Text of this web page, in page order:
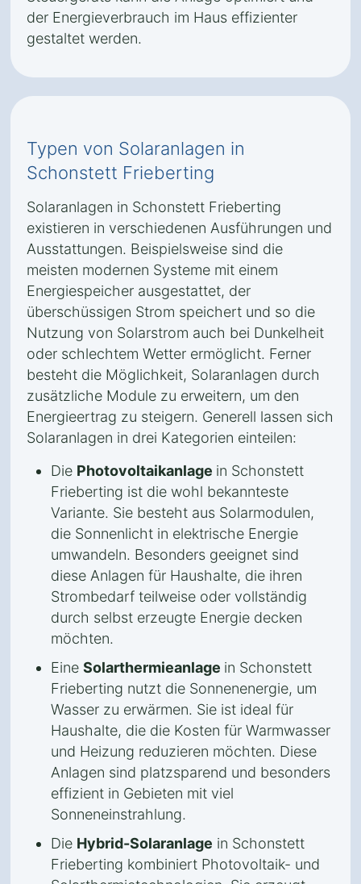
der Energieverbrauch im Haus effizienter
gestaltet werden.
Typen von Solaranlagen in
Schonstett Frieberting
Solaranlagen in Schonstett Frieberting
existieren in verschiedenen Ausführungen und
Ausstattungen. Beispielsweise sind die
meisten modernen Systeme mit einem
Energiespeicher ausgestattet, der
überschüssigen Strom speichert und so die
Nutzung von Solarstrom auch bei Dunkelheit
oder schlechtem Wetter ermöglicht. Ferner
besteht die Möglichkeit, Solaranlagen durch
zusätzliche Module zu erweitern, um den
Energieertrag zu steigern. Generell lassen sich
Solaranlagen in drei Kategorien einteilen:
Die Photovoltaikanlage in Schonstett
Frieberting ist die wohl bekannteste
Variante. Sie besteht aus Solarmodulen,
die Sonnenlicht in elektrische Energie
umwandeln. Besonders geeignet sind
diese Anlagen für Haushalte, die ihren
Strombedarf teilweise oder vollständig
durch selbst erzeugte Energie decken
möchten.
Eine Solarthermieanlage in Schonstett
Frieberting nutzt die Sonnenenergie, um
Wasser zu erwärmen. Sie ist ideal für
Haushalte, die die Kosten für Warmwasser
und Heizung reduzieren möchten. Diese
Anlagen sind platzsparend und besonders
effizient in Gebieten mit viel
Sonneneinstrahlung.
Die Hybrid-Solaranlage in Schonstett
Frieberting kombiniert Photovoltaik- und